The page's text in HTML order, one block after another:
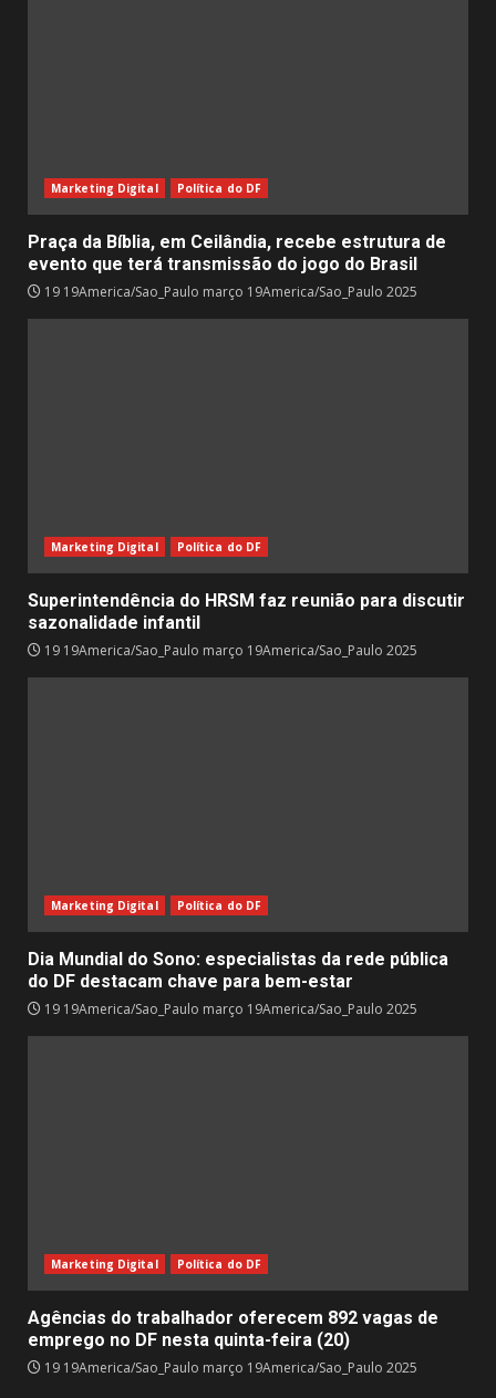
Marketing Digital Política do DF
Praça da Bíblia, em Ceilândia, recebe estrutura de
evento que terá transmissão do jogo do Brasil
19 19America/Sao_Paulo março 19America/Sao_Paulo 2025
Marketing Digital Política do DF
Superintendência do HRSM faz reunião para discutir
sazonalidade infantil
19 19America/Sao_Paulo março 19America/Sao_Paulo 2025
Marketing Digital Política do DF
Dia Mundial do Sono: especialistas da rede pública
do DF destacam chave para bem-estar
19 19America/Sao_Paulo março 19America/Sao_Paulo 2025
Marketing Digital Política do DF
Agências do trabalhador oferecem 892 vagas de
emprego no DF nesta quinta-feira (20)
19 19America/Sao_Paulo março 19America/Sao_Paulo 2025